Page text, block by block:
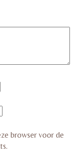
browser voor de